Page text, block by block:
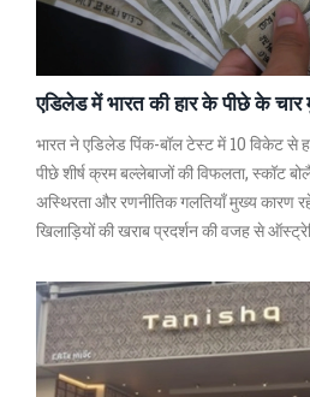
एडिलेड में भारत की हार के पीछे के
भारत ने एडिलेड पिंक-बॉल टेस्ट में 10 विकेट से
पीछे शीर्ष क्रम बल्लेबाजों की विफलता, स्कॉट
अस्थिरता और रणनीतिक गलतियाँ मुख्य कारण
खिलाड़ियों की खराब प्रदर्शन की वजह से